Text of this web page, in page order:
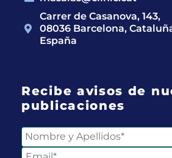
Carrer de Casanova, 143,
08036 Barcelona,
España
Recibe avisos de
publicaciones